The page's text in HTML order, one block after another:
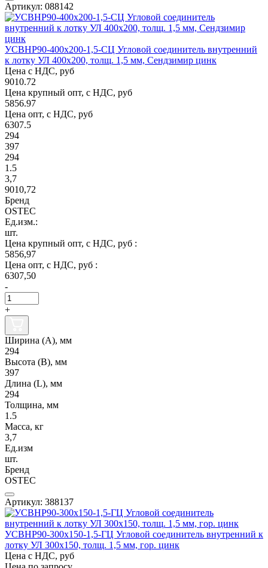
Артикул: 088142
УСВНР90-400х200-1,5-СЦ Угловой соединитель внутренний
к лотку УЛ 400х200, толщ. 1,5 мм, Сендзимир цинк
Цена с НДС, руб
9010.72
Цена крупный опт, с НДС, руб
5856.97
Цена опт, с НДС, руб
6307.5
294
397
294
1.5
3,7
9010,72
Бренд
OSTEC
Ед.изм.:
шт.
Цена крупный опт, с НДС, руб :
5856,97
Цена опт, с НДС, руб :
6307,50
-
+
Ширина (А), мм
294
Высота (В), мм
397
Длина (L), мм
294
Толщина, мм
1.5
Масса, кг
3,7
Ед.изм
шт.
Бренд
OSTEC
Артикул: 388137
УСВНР90-300х150-1,5-ГЦ Угловой соединитель внутренний к
лотку УЛ 300х150, толщ. 1,5 мм, гор. цинк
Цена с НДС, руб